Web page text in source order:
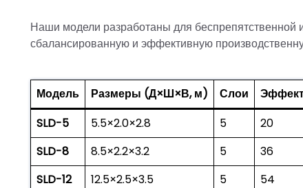
Наши модели разработаны для беспрепятственной
сбалансированную и эффективную
Модель Размеры (Д×Ш×В, м) Слои
SLD-5
5.5×2.0×2.8 5 20
SLD-8
8.5×2.2×3.2 5 36
SLD-12
12.5×2.5×3.5 5 54